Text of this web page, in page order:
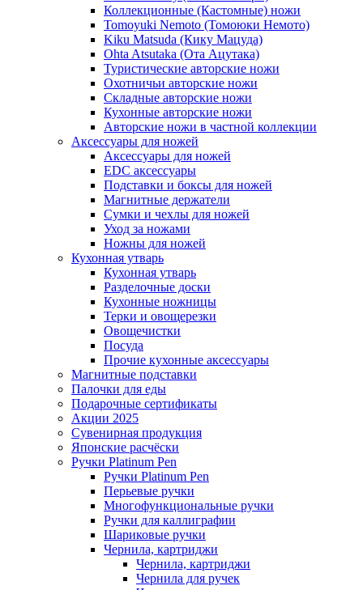
Коллекционные (Кастомные) ножи
Tomoyuki Nemoto (Томоюки Немото)
Kiku Matsuda (Кику Мацуда)
Ohta Atsutaka (Ота Ацутака)
Туристические авторские ножи
Охотничьи авторские ножи
Складные авторские ножи
Кухонные авторские ножи
Авторские ножи в частной коллекции
Аксессуары для ножей
Аксессуары для ножей
EDC аксессуары
Подставки и боксы для ножей
Магнитные держатели
Сумки и чехлы для ножей
Уход за ножами
Ножны для ножей
Кухонная утварь
Кухонная утварь
Разделочные доски
Кухонные ножницы
Терки и овощерезки
Овощечистки
Посуда
Прочие кухонные аксессуары
Магнитные подставки
Палочки для еды
Подарочные сертификаты
Акции 2025
Сувенирная продукция
Японские расчёски
Ручки Platinum Pen
Ручки Platinum Pen
Перьевые ручки
Многофункциональные ручки
Ручки для каллиграфии
Шариковые ручки
Чернила, картриджи
Чернила, картриджи
Чернила для ручек